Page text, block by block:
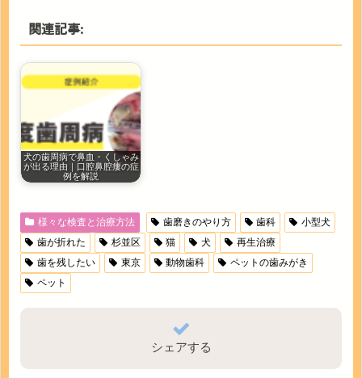
関連記事:
犬の歯周病で鼻血・くしゃみ
が出る理由｜口腔鼻腔瘻の症
例を解説
様々な検査と治療方法 歯磨きのやり方 歯科
小型犬
歯が折れた
杉並区 猫 犬
再生治療
歯を残したい
東京 動物歯科
ペットの歯みがき
ペット
シェアする